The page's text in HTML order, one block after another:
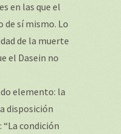
en las que el
de sí mismo. Lo
de la muerte
el Dasein no
elemento: la
disposición
“La condición